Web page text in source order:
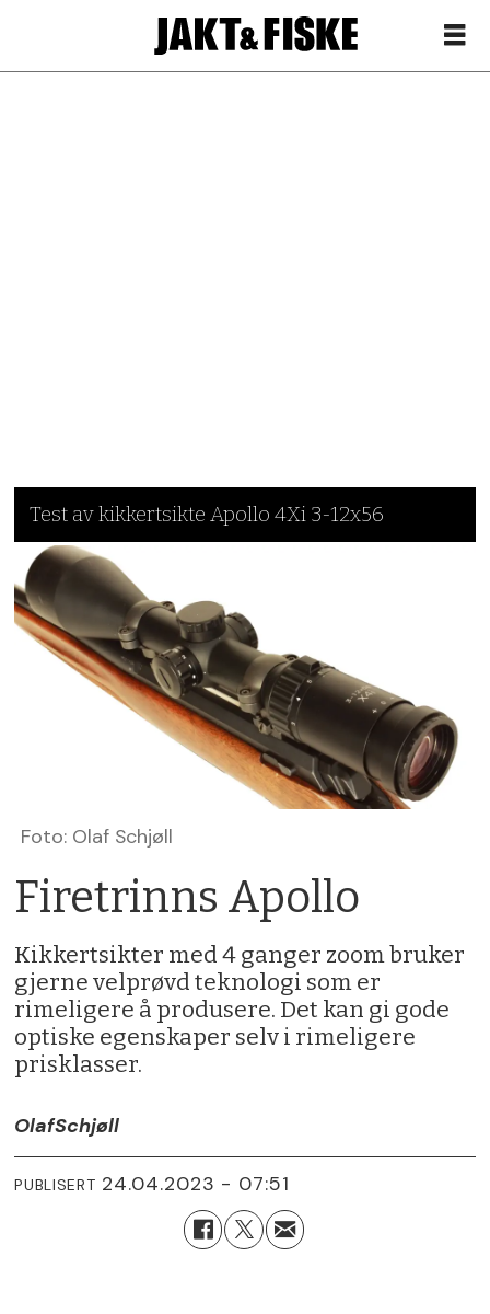
Test av kikkertsikte Apollo 4Xi 3-12x56
Foto: Olaf Schjøll
Firetrinns Apollo
Kikkertsikter med 4 ganger zoom bruker
gjerne velprøvd teknologi som er
rimeligere å produsere. Det kan gi gode
optiske egenskaper selv i rimeligere
prisklasser.
OlafSchjøll
PUBLISERT 24.04.2023 - 07:51